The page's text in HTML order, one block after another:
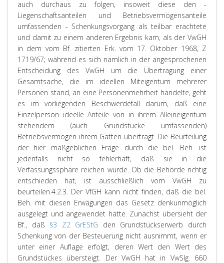
auch durchaus zu folgen, insoweit diese den -
Liegenschaftsanteilen und Betriebsvermögensanteile
umfassenden - Schenkungsvorgang als teilbar erachtete
und damit zu einem anderen Ergebnis kam, als der VwGH
in dem vom Bf. zitierten Erk. vom 17. Oktober 1968, Z
1719/67; während es sich nämlich in der angesprochenen
Entscheidung des VwGH um die Übertragung einer
Gesamtsache, die im ideellen Miteigentum mehrerer
Personen stand, an eine Personenmehrheit handelte, geht
es im vorliegenden Beschwerdefall darum, daß eine
Einzelperson ideelle Anteile von in ihrem Alleineigentum
stehendem (auch Grundstücke umfassenden)
Betriebsvermögen ihrem Gatten überträgt. Die Beurteilung
der hier maßgeblichen Frage durch die bel. Beh. ist
jedenfalls nicht so fehlerhaft, daß sie in die
Verfassungssphäre reichen würde. Ob die Behörde richtig
entschieden hat, ist ausschließlich vom VwGH zu
beurteilen.4.2.3. Der VfGH kann nicht finden, daß die bel.
Beh. mit diesen Erwägungen das Gesetz denkunmöglich
ausgelegt und angewendet hätte. Zunächst übersieht der
Bf., daß §3 Z2 GrEStG den Grundstückserwerb durch
Schenkung von der Besteuerung nicht ausnimmt, wenn er
unter einer Auflage erfolgt, deren Wert den Wert des
Grundstückes übersteigt. Der VwGH hat in VwSlg. 660